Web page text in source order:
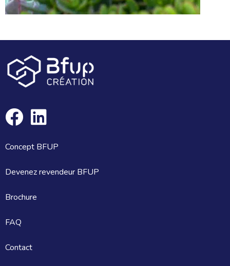
Facebook
Linkedin
Concept BFUP
Devenez revendeur BFUP
Brochure
FAQ
Contact